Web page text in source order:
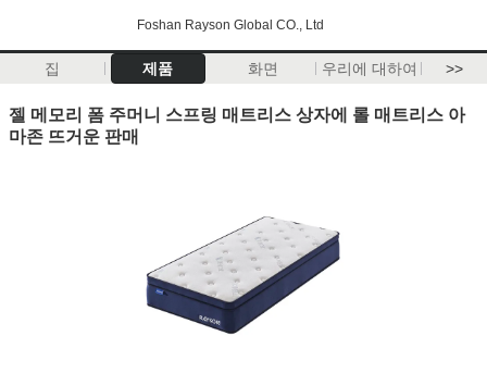
Foshan Rayson Global CO., Ltd
집 제품 화면 우리에 대하여 >>
젤 메모리 폼 주머니 스프링 매트리스 상자에 롤 매트리스 아
마존 뜨거운 판매